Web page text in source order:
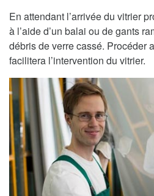
En attendant l’arrivée du vitrier
à l’aide d’un balai ou de gants
débris de verre cassé. Procéder
facilitera l’intervention du vitrier.